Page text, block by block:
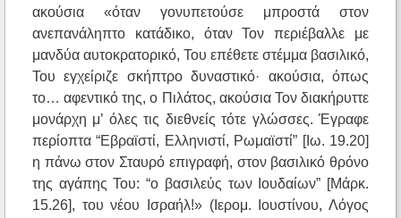
ακούσια «όταν γονυπετούσε μπροστά στον
ανεπανάληπτο κατάδικο, όταν Τον περιέβαλλε με
μανδύα αυτοκρατορικό, Του επέθετε στέμμα βασιλικό,
Του εγχείριζε σκήπτρο δυναστικό· ακούσια, όπως
το… αφεντικό της, ο Πιλάτος, ακούσια Τον διακήρυττε
μονάρχη μ’ όλες τις διεθνείς τότε γλώσσες. Έγραφε
περίοπτα “Εβραϊστί, Ελληνιστί, Ρωμαϊστί” [Ιω. 19.20]
η πάνω στον Σταυρό επιγραφή, στον βασιλικό θρόνο
της αγάπης Του: “ο βασιλεύς των Ιουδαίων” [Μάρκ.
15.26], του νέου Ισραήλ!» (Ιερομ. Ιουστίνου, Λόγος